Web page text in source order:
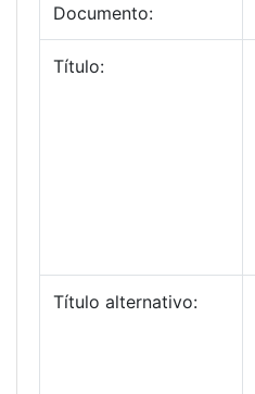
Documento:
Título:
Título alternativo: